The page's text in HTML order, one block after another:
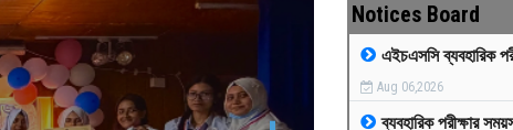
ক্রীড়া প্রতিযোগিতা -
Notices Board
এইচএসসি ব্যবহারিক
Aug 06,2026
ব্যবহারিক পরীক্ষার